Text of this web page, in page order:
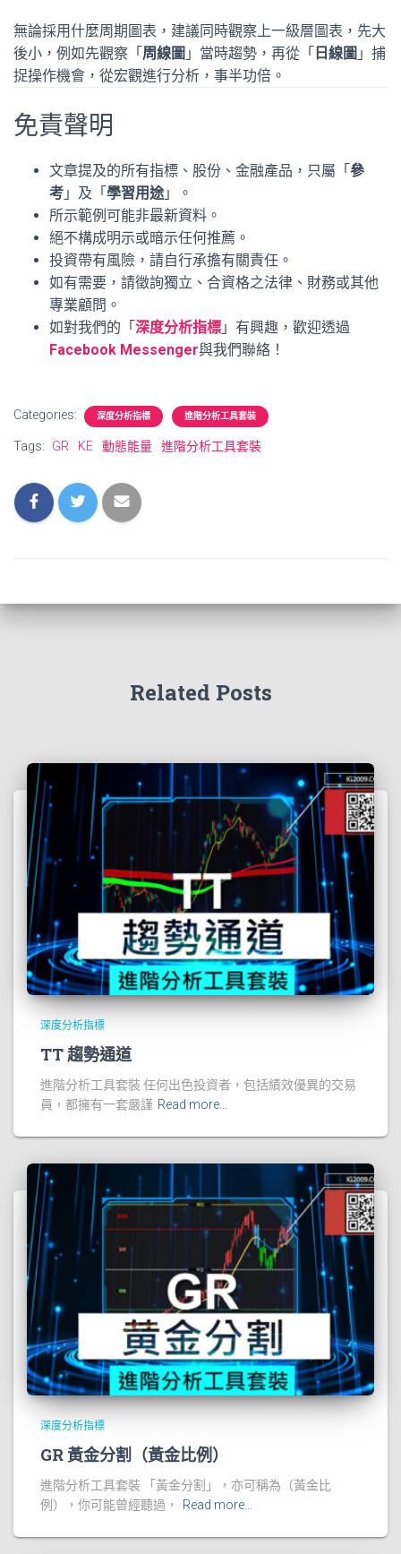
無論採用什麼周期圖表，建議同時觀察上一級層圖表，先大
後小，例如先觀察「 周線圖 」當時趨勢，再從「 日線圖 」捕
捉操作機會，從宏觀進行分析，事半功倍。
免責聲明
文章提及的所有指標、股份、金融產品，只屬「 參
考 」及「 學習用途 」。
所示範例可能非最新資料。
絕不構成明示或暗示任何推薦。
投資帶有風險，請自行承擔有關責任。
如有需要，請徵詢獨立、合資格之法律、財務或其他
專業顧問。
如對我們的「 深度分析指標 」有興趣，歡迎透過
Facebook Messenger與我們聯絡！
Categories: 深度分析指標 進階分析工具套裝
Tags: GR KE 動態能量 進階分析工具套裝
Related Posts
深度分析指標
TT 趨勢通道
進階分析工具套裝 任何出色投資者，包括績效優異的交易
員，都擁有一套嚴謹 Read more…
深度分析指標
GR 黃金分割（黃金比例）
進階分析工具套裝 「黃金分割」，亦可稱為（黃金比
例），你可能曾經聽過，
Read more…